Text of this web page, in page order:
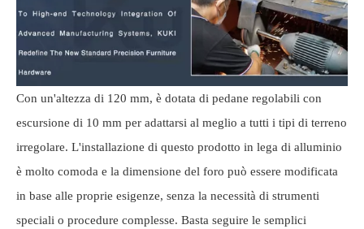
Con un'altezza di 120 mm, è dotata di pedane regolabili con
escursione di 10 mm per adattarsi al meglio a tutti i tipi di terreno
irregolare. L'installazione di questo prodotto in lega di alluminio
è molto comoda e la dimensione del foro può essere modificata
in base alle proprie esigenze, senza la necessità di strumenti
speciali o procedure complesse. Basta seguire le semplici